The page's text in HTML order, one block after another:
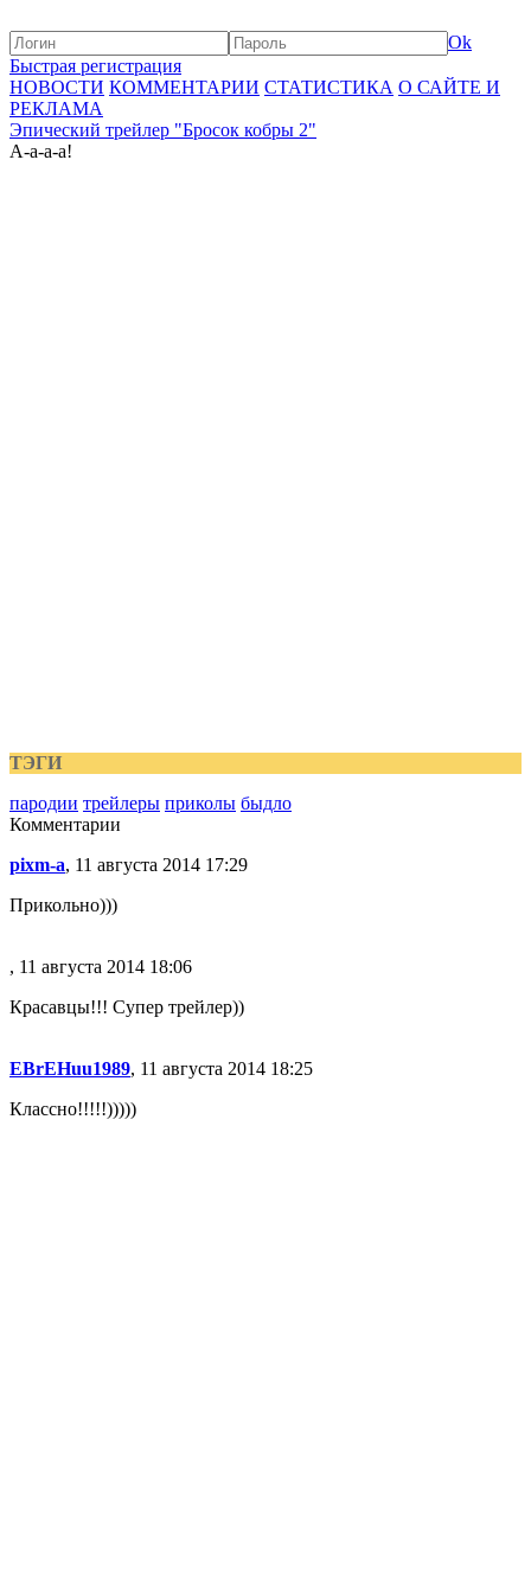
Ok
Быстрая регистрация
НОВОСТИ КОММЕНТАРИИ СТАТИСТИКА О САЙТЕ И
РЕКЛАМА
Эпический трейлер "Бросок кобры 2"
А-а-а-а!
ТЭГИ
пародии трейлеры приколы быдло
Комментарии
pixm-a, 11 августа 2014 17:29
Прикольно)))
, 11 августа 2014 18:06
Красавцы!!! Супер трейлер))
EBrEHuu1989, 11 августа 2014 18:25
Классно!!!!!)))))